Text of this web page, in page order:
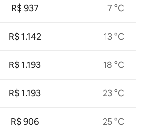
R$ 937
R$ 1.142
R$ 1.193
R$ 1.193
R$ 906
7 °C
13 °C
18 °C
23 °C
25 °C